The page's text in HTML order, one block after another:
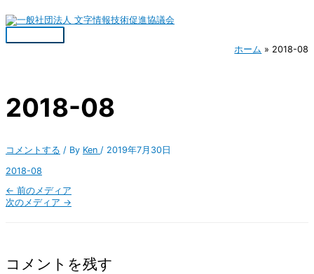
容
を
ス
イ
ン
メ
ホーム 2018-08
2018-08
コメントする / By Ken / 2019年7月30日
2018-08
← 前のメディア
次のメディア →
コメントを残す
前
*
ー
ル
*
イ
ト